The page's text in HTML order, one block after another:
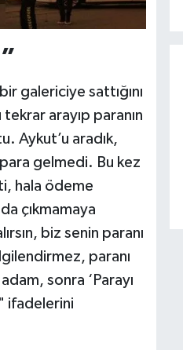
galericiye sattığını
arayıp paranın
Aykut’u aradık,
gelmedi. Bu kez
hala ödeme
çıkmamaya
biz senin paranı
paranı
sonra ‘Parayı
ifadelerini